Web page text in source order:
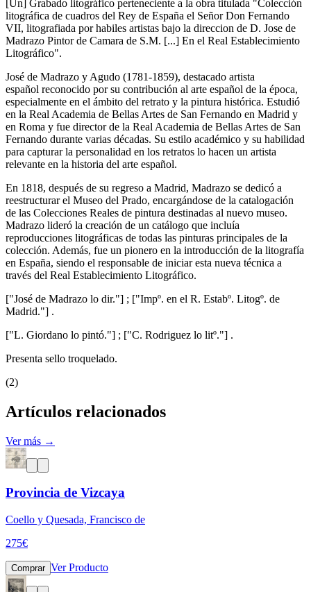
[Un] Grabado litográfico perteneciente a la obra titulada "Colección
litográfica de cuadros del Rey de España el Señor Don Fernando
VII, litografiada por habiles artistas bajo la direccion de D. Jose de
Madrazo Pintor de Camara de S.M. [...] En el Real Establecimiento
Litográfico".
José de Madrazo y Agudo (1781-1859), destacado artista
español reconocido por su contribución al arte español de la época,
especialmente en el ámbito del retrato y la pintura histórica. Estudió
en la Real Academia de Bellas Artes de San Fernando en Madrid y
en Roma y fue director de la Real Academia de Bellas Artes de San
Fernando durante varias décadas. Su estilo académico y su habilidad
para capturar la personalidad en los retratos lo hacen un artista
relevante en la historia del arte español.
En 1818, después de su regreso a Madrid, Madrazo se dedicó a
reestructurar el Museo del Prado, encargándose de la catalogación
de las Colecciones Reales de pintura destinadas al nuevo museo.
Madrazo lideró la creación de un catálogo que incluía
reproducciones litográficas de todas las pinturas principales de la
colección. Además, fue un pionero en la introducción de la litografía
en España, siendo el responsable de iniciar esta nueva técnica a
través del Real Establecimiento Litográfico.
["José de Madrazo lo dir."] ; ["Impº. en el R. Estabº. Litogº. de
Madrid."] .
["L. Giordano lo pintó."] ; ["C. Rodriguez lo litº."] .
Presenta sello troquelado.
(2)
Artículos relacionados
Ver más →
Provincia de Vizcaya
Coello y Quesada, Francisco de
275€
Comprar Ver Producto